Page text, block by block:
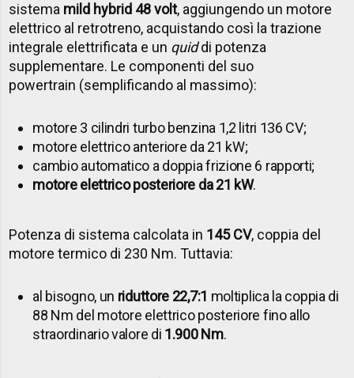
sistema mild hybrid 48 volt, aggiungendo un motore
elettrico al retrotreno, acquistando così la trazione
integrale elettrificata e un quiddi potenza
supplementare. Le componenti del suo
powertrain (semplificando al massimo):
motore 3 cilindri turbo benzina 1,2 litri 136 CV;
motore elettrico anteriore da 21 kW;
cambio automatico a doppia frizione 6 rapporti;
motore elettrico posteriore da 21 kW.
Potenza di sistema calcolata in 145 CV, coppia del
motore termico di 230 Nm. Tuttavia:
al bisogno, un riduttore 22,7:1 moltiplica la coppia di
88 Nm del motore elettrico posteriore fino allo
straordinario valore di 1.900 Nm.